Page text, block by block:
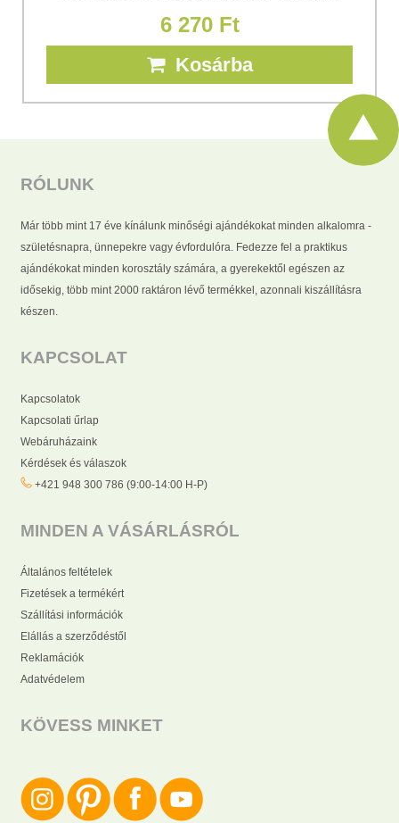
6 270 Ft
Kosárba
RÓLUNK
Már több mint 17 éve kínálunk minőségi ajándékokat minden alkalomra -
születésnapra, ünnepekre vagy évfordulóra. Fedezze fel a praktikus
ajándékokat minden korosztály számára, a gyerekektől egészen az
idősekig, több mint 2000 raktáron lévő termékkel, azonnali kiszállításra
készen.
KAPCSOLAT
Kapcsolatok
Kapcsolati űrlap
Webáruházaink
Kérdések és válaszok
+421 948 300 786 (9:00-14:00 H-P)
MINDEN A VÁSÁRLÁSRÓL
Általános feltételek
Fizetések a termékért
Szállítási információk
Elállás a szerződéstől
Reklamációk
Adatvédelem
KÖVESS MINKET